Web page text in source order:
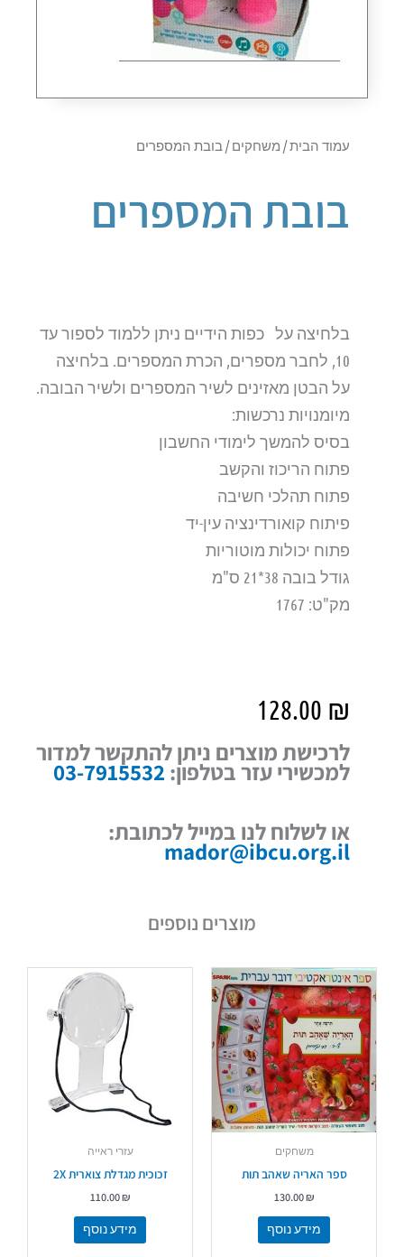
עמוד הבית/ משחקים/ בובת המספרים
בובת המספרים
בלחיצה על כפות הידיים ניתן ללמוד לספור עד
10, לחבר מספרים, הכרת המספרים. בלחיצה
על הבטן מאזינים לשיר המספרים ולשיר הבובה.
מיומנויות נרכשות:
בסיס להמשך לימודי החשבון
פתוח הריכוז והקשב
פתוח תהלכי חשיבה
פיתוח קואורדינציה עין-יד
פתוח יכולות מוטוריות
גודל בובה 38*21 ס"מ
מק"ט: 1767
128.00 ₪
לרכישת מוצרים ניתן להתקשר למדור
למכשירי עזר בטלפון: 03-7915532
או לשלוח לנו במייל לכתובת:
mador@ibcu.org.il
מוצרים נוספים
משחקים
ספר האריה שאהב תות
130.00₪
מידע נוסף
עזרי ראייה
זכוכית מגדלת צוארית 2X
110.00₪
מידע נוסף